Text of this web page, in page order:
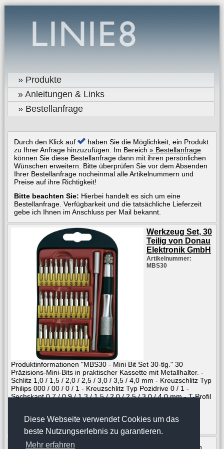
Diese Webseite verwendet Cookies um das
beste Nutzungserlebnis zu garantieren.
Mehr erfahren
» Produkte
» Anleitungen & Links
» Bestellanfrage
Durch den Klick auf
haben Sie die Möglichkeit, ein Produkt
zu Ihrer Anfrage hinzuzufügen. Im Bereich » Bestellanfrage
können Sie diese Bestellanfrage dann mit ihren persönlichen
Wünschen erweitern. Bitte überprüfen Sie vor dem Absenden
Ihrer Bestellanfrage nocheinmal alle Artikelnummern und
Preise auf ihre Richtigkeit!
Bitte beachten Sie: Hierbei handelt es sich um eine
Bestellanfrage. Verfügbarkeit und die tatsächliche Lieferzeit
gebe ich Ihnen im Anschluss per Mail bekannt.
Werkzeug Set, 30
Teilig von Donau
Elektronik GmbH
Artikelnummer:
MBS30
Produktinformationen "MBS30 - Mini Bit Set 30-tlg." 30
Präzisions-Mini-Bits in praktischer Kassette mit Metallhalter. -
Schlitz 1,0 / 1,5 / 2,0 / 2,5 / 3,0 / 3,5 / 4,0 mm - Kreuzschlitz Typ
Philips 000 / 00 / 0 / 1 - Kreuzschlitz Typ Pozidrive 0 / 1 -
Sechskant 0,7 / 0,9 / 1,3 / 1,5 / 2,0 / 2,5 / 3,0 / 4,0 mm - T-Profil
Motorisierung:-- Preis:14.95 €* Lieferbar:ab Lager
Bestellanfrage:
* zu den angegebenen Preisen kommen die Versandkosten